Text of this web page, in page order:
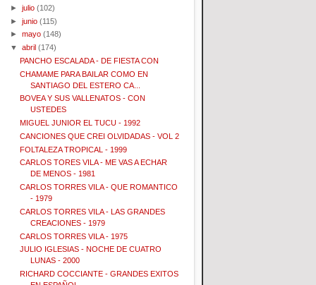
►julio (102)
►junio (115)
►mayo (148)
▼abril (174)
PANCHO ESCALADA - DE FIESTA CON
CHAMAME PARA BAILAR COMO EN
SANTIAGO DEL ESTERO CA...
BOVEA Y SUS VALLENATOS - CON
USTEDES
MIGUEL JUNIOR EL TUCU - 1992
CANCIONES QUE CREI OLVIDADAS - VOL 2
FOLTALEZA TROPICAL - 1999
CARLOS TORES VILA - ME VAS A ECHAR
DE MENOS - 1981
CARLOS TORRES VILA - QUE ROMANTICO
- 1979
CARLOS TORRES VILA - LAS GRANDES
CREACIONES - 1979
CARLOS TORRES VILA - 1975
JULIO IGLESIAS - NOCHE DE CUATRO
LUNAS - 2000
RICHARD COCCIANTE - GRANDES EXITOS